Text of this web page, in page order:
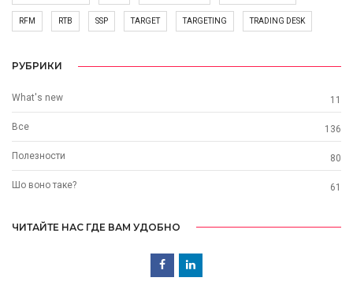
RFM RTB SSP TARGET TARGETING TRADING DESK
РУБРИКИ
What's new 11
Все 136
Полезности 80
Шо воно таке? 61
ЧИТАЙТЕ НАС ГДЕ ВАМ УДОБНО